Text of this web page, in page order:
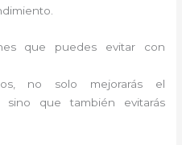
que puedes evitar con
no solo mejorarás el
que también evitarás